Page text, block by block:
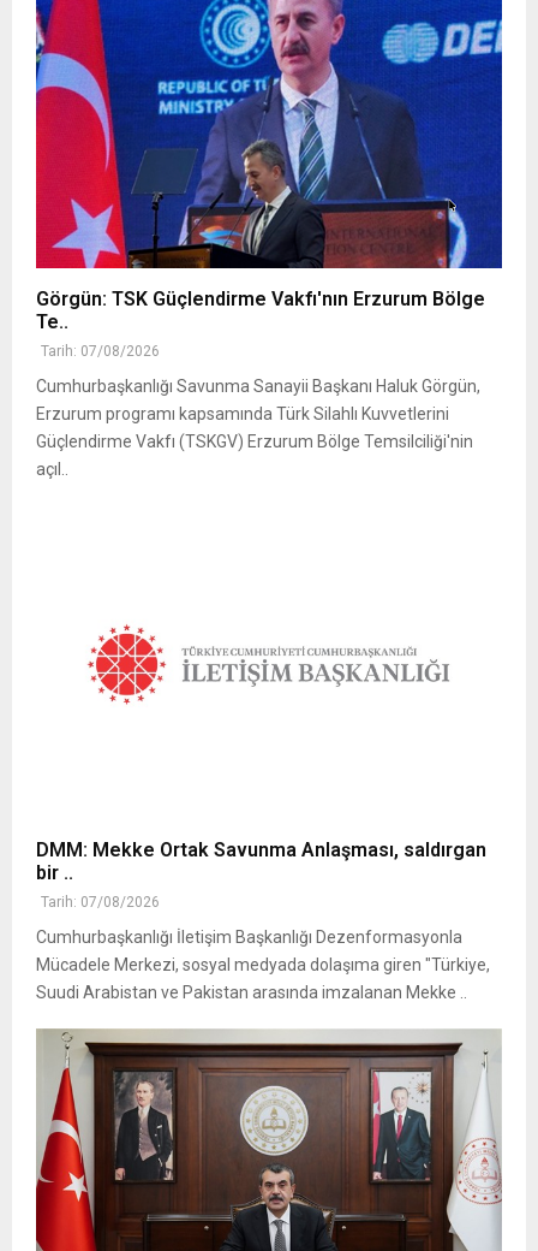
Görgün: TSK Güçlendirme Vakfı'nın Erzurum Bölge
Te..
Tarih: 07/08/2026
Cumhurbaşkanlığı Savunma Sanayii Başkanı Haluk Görgün,
Erzurum programı kapsamında Türk Silahlı Kuvvetlerini
Güçlendirme Vakfı (TSKGV) Erzurum Bölge Temsilciliği'nin
açıl..
DMM: Mekke Ortak Savunma Anlaşması, saldırgan
bir ..
Tarih: 07/08/2026
Cumhurbaşkanlığı İletişim Başkanlığı Dezenformasyonla
Mücadele Merkezi, sosyal medyada dolaşıma giren "Türkiye,
Suudi Arabistan ve Pakistan arasında imzalanan Mekke ..